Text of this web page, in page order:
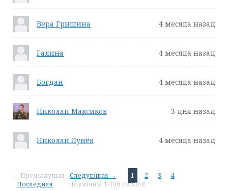
Вера Гришина 4 месяца назад
Галина 4 месяца назад
Богдан 4 месяца назад
Николай Максиков 3 дня назад
Николай Лунёв 4 месяца назад
← Предыдущая Следующая → 1 2 3
4
Последняя
Показаны 1-100 из 5358